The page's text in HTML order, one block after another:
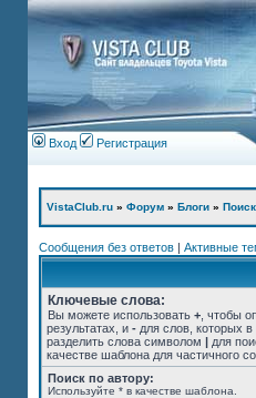
Вход Регистрация
VistaClub.ru » Форум » Блоги »
Сообщения без ответов | Активные
Ключевые слова:
Вы можете использовать + , чтобы
результатах, и - для слов, которых
разделить слова символом | для
качестве шаблона для частичного
Поиск по автору:
Используйте * в качестве шаблона.